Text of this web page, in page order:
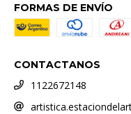
FORMAS DE ENVÍO
CONTACTANOS
1122672148